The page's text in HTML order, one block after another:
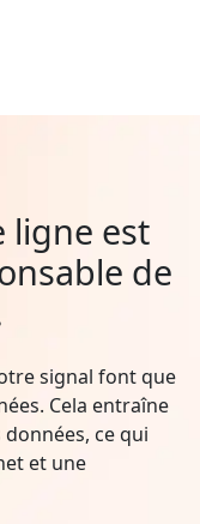
ligne est
de
signal font que
Cela entraîne
ce qui
et une